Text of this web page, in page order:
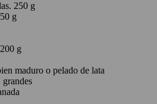
250 g
g
g
maduro o pelado de lata
grandes